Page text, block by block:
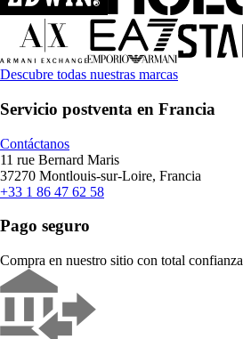
Descubre todas nuestras marcas
Servicio postventa en Francia
Contáctanos
11 rue Bernard Maris
37270 Montlouis-sur-Loire, Francia
+33 1 86 47 62 58
Pago seguro
Compra en nuestro sitio con total confianza